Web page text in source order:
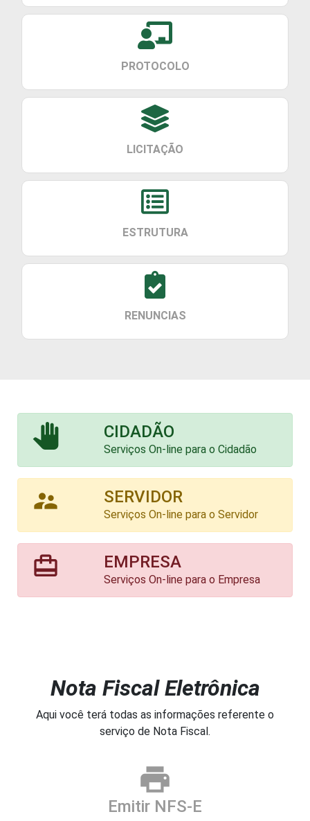
PROTOCOLO
LICITAÇÃO
ESTRUTURA
RENUNCIAS
pan_tool CIDADÃO
Serviços On-line para o Cidadão
supervisor_account SERVIDOR
Serviços On-line para o Servidor
card_travel EMPRESA
Serviços On-line para o Empresa
Nota Fiscal Eletrônica
Aqui você terá todas as informações referente o
serviço de Nota Fiscal.
print
Emitir NFS-E